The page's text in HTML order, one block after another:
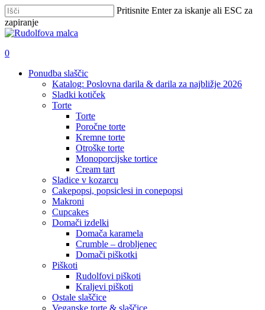
Skip
to
main
Pritisnite Enter za iskanje ali ESC za
zapiranje
Zapri
išči
account
0
Ponudba slaščic
Katalog: Poslovna darila & darila za najbližje 2026
Sladki kotiček
Torte
Torte
Poročne torte
Kremne torte
Otroške torte
Monoporcijske tortice
Cream tart
Sladice v kozarcu
Cakepopsi, popsiclesi in conepopsi
Makroni
Cupcakes
Domači izdelki
Domača karamela
Crumble – drobljenec
Domači piškotki
Piškoti
Rudolfovi piškoti
Kraljevi piškoti
Ostale slaščice
Veganske torte & slaščice